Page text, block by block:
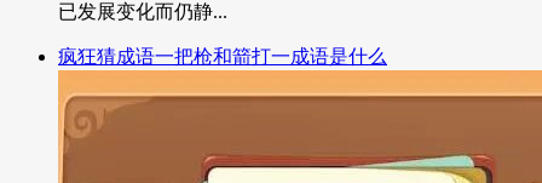
已发展变化而仍静...
疯狂猜成语一把枪和箭打一成语是什么